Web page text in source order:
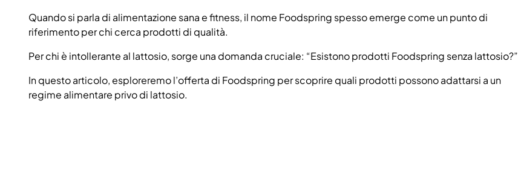
Quando si parla di alimentazione sana e fitness, il nome Foodspring spesso emerge come un punto di
riferimento per chi cerca prodotti di qualità.
Per chi è intollerante al lattosio, sorge una domanda cruciale: “Esistono prodotti Foodspring senza lattosio?”
In questo articolo, esploreremo l’offerta di Foodspring per scoprire quali prodotti possono adattarsi a un
regime alimentare privo di lattosio.